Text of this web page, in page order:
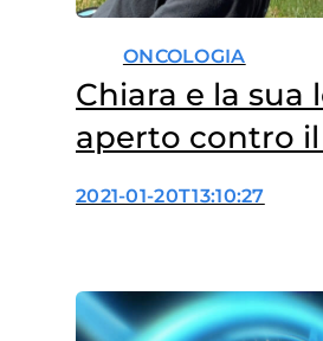
ONCOLOGIA
Chiara e la sua
aperto contro
2021-01-20T13:10:27